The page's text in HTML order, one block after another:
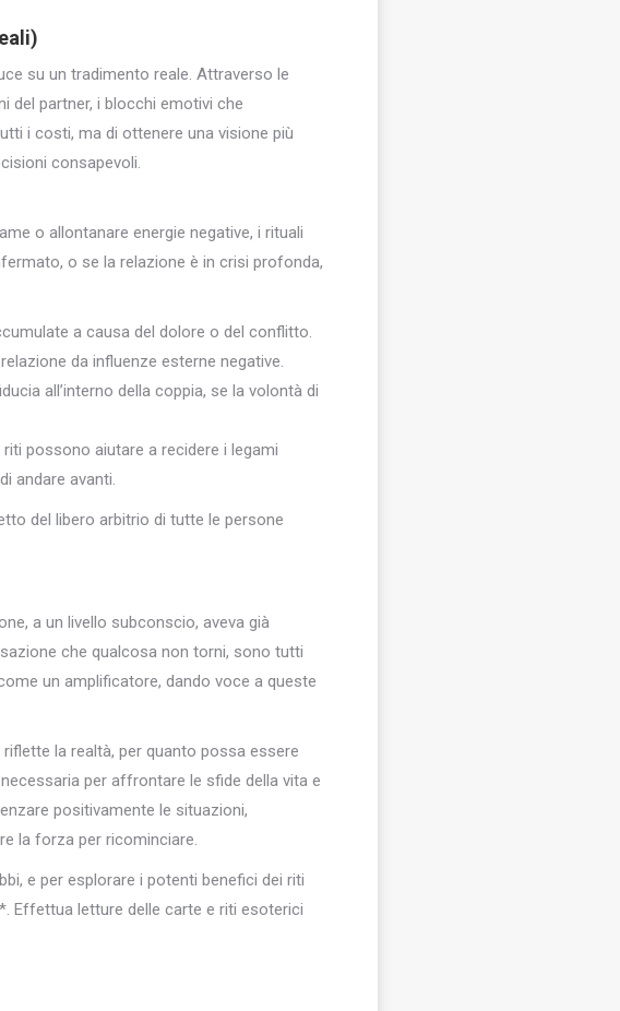
su un tradimento reale. Attraverso le
del partner, i blocchi emotivi che
i costi, ma di ottenere una visione più
consapevoli.
o allontanare energie negative, i rituali
o se la relazione è in crisi profonda,
a causa del dolore o del conflitto.
da influenze esterne negative.
all’interno della coppia, se la volontà di
possono aiutare a recidere i legami
andare avanti.
del libero arbitrio di tutte le persone
a un livello subconscio, aveva già
che qualcosa non torni, sono tutti
un amplificatore, dando voce a queste
la realtà, per quanto possa essere
per affrontare le sfide della vita e
positivamente le situazioni,
la forza per ricominciare.
e per esplorare i potenti benefici dei riti
Effettua letture delle carte e riti esoterici